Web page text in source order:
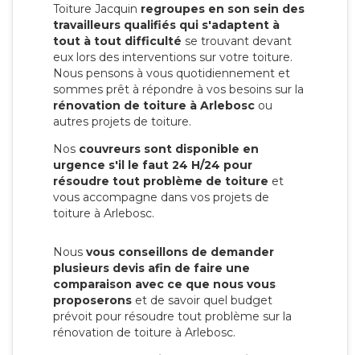
Toiture Jacquin regroupes en son sein des
travailleurs qualifiés qui s'adaptent à
tout à tout difficulté se trouvant devant
eux lors des interventions sur votre toiture.
Nous pensons à vous quotidiennement et
sommes prêt à répondre à vos besoins sur la
rénovation de toiture à Arlebosc ou
autres projets de toiture.
Nos couvreurs sont disponible en
urgence s'il le faut 24 H/24 pour
résoudre tout problème de toiture et
vous accompagne dans vos projets de
toiture à Arlebosc.
Nous vous conseillons de demander
plusieurs devis afin de faire une
comparaison avec ce que nous vous
proposerons et de savoir quel budget
prévoit pour résoudre tout problème sur la
rénovation de toiture à Arlebosc.